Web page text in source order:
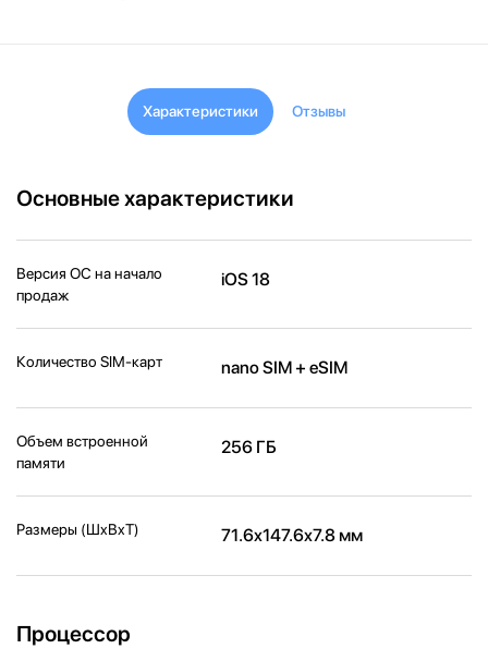
Характеристики Отзывы
Основные характеристики
Версия ОС на начало
продаж
iOS 18
Количество SIM-карт nano SIM + eSIM
Объем встроенной
памяти
256 ГБ
Размеры (ШxВxТ) 71.6x147.6x7.8 мм
Процессор